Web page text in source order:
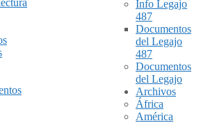
Info Legajo
487
Documentos
del Legajo
487
Documentos
del Legajo
Archivos
África
América